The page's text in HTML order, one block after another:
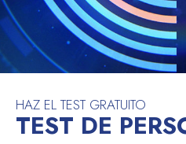
HAZ EL TEST GRATUITO
TEST DE